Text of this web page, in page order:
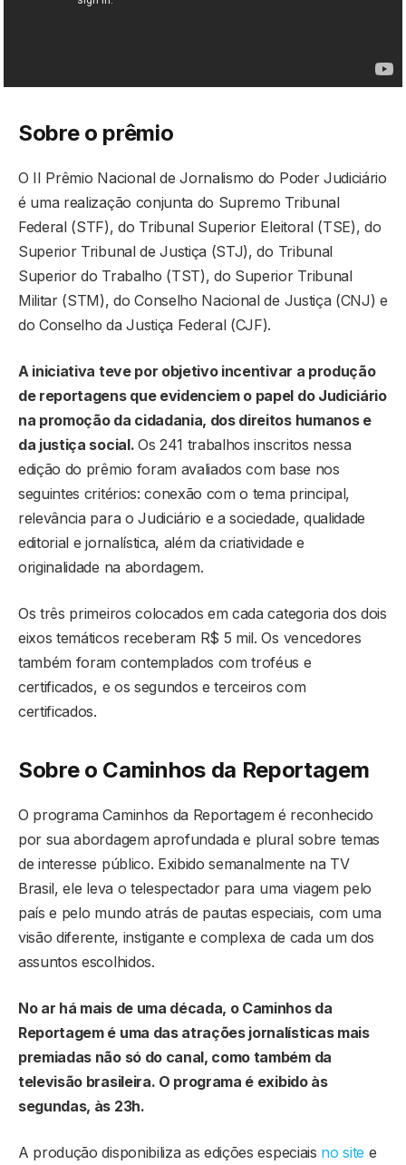
Sobre o prêmio
O II Prêmio Nacional de Jornalismo do Poder Judiciário
é uma realização conjunta do Supremo Tribunal
Federal (STF), do Tribunal Superior Eleitoral (TSE), do
Superior Tribunal de Justiça (STJ), do Tribunal
Superior do Trabalho (TST), do Superior Tribunal
Militar (STM), do Conselho Nacional de Justiça (CNJ) e
do Conselho da Justiça Federal (CJF).
A iniciativa teve por objetivo incentivar a produção
de reportagens que evidenciem o papel do Judiciário
na promoção da cidadania, dos direitos humanos e
da justiça social. Os 241 trabalhos inscritos nessa
edição do prêmio foram avaliados com base nos
seguintes critérios: conexão com o tema principal,
relevância para o Judiciário e a sociedade, qualidade
editorial e jornalística, além da criatividade e
originalidade na abordagem.
Os três primeiros colocados em cada categoria dos dois
eixos temáticos receberam R$ 5 mil. Os vencedores
também foram contemplados com troféus e
certificados, e os segundos e terceiros com
certificados.
Sobre o Caminhos da Reportagem
O programa Caminhos da Reportagem é reconhecido
por sua abordagem aprofundada e plural sobre temas
de interesse público. Exibido semanalmente na TV
Brasil, ele leva o telespectador para uma viagem pelo
país e pelo mundo atrás de pautas especiais, com uma
visão diferente, instigante e complexa de cada um dos
assuntos escolhidos.
No ar há mais de uma década, o Caminhos da
Reportagem é uma das atrações jornalísticas mais
premiadas não só do canal, como também da
televisão brasileira. O programa é exibido às
segundas, às 23h.
A produção disponibiliza as edições especiais no site e